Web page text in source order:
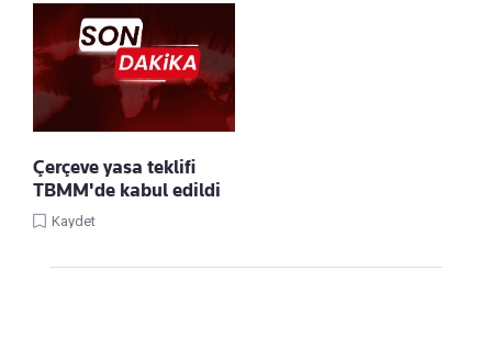
Çerçeve yasa teklifi
TBMM'de kabul edildi
Kaydet